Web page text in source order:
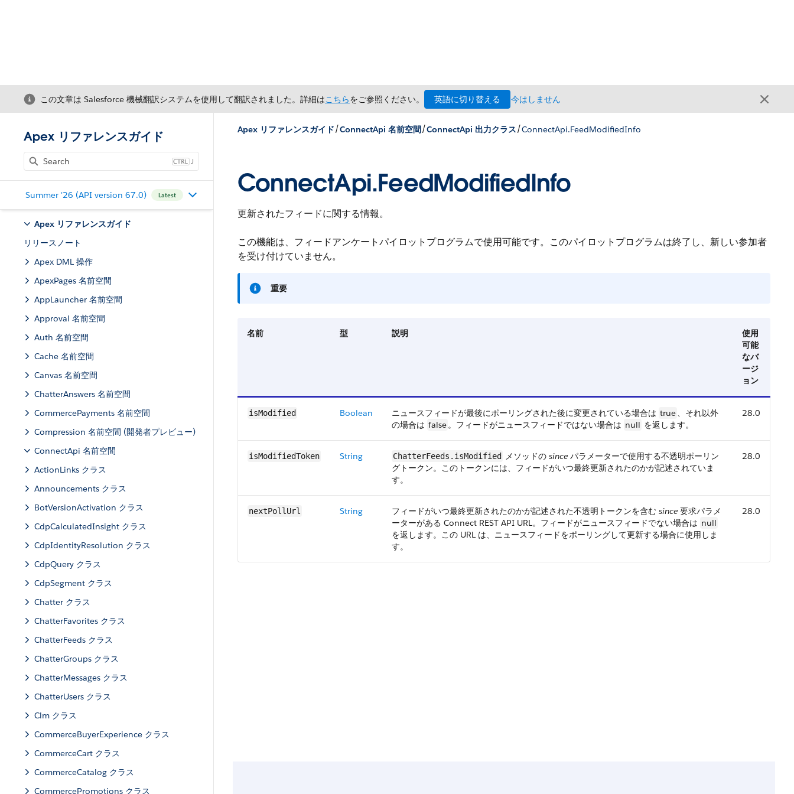
この文章は Salesforce 機械翻訳システムを使用して翻訳されました。詳細はこちらをご参照ください。 英語に切り替える 今はしません
Apex リファレンスガイド
J
Summer '26 (API version 67.0) Latest
Apex リファレンスガイド
リリースノート
Apex DML 操作
ApexPages 名前空間
AppLauncher 名前空間
Approval 名前空間
Auth 名前空間
Cache 名前空間
Canvas 名前空間
ChatterAnswers 名前空間
CommercePayments 名前空間
Compression 名前空間 (開発者プレビュー)
ConnectApi 名前空間
ActionLinks クラス
Announcements クラス
BotVersionActivation クラス
CdpCalculatedInsight クラス
CdpIdentityResolution クラス
CdpQuery クラス
CdpSegment クラス
Chatter クラス
ChatterFavorites クラス
ChatterFeeds クラス
ChatterGroups クラス
ChatterMessages クラス
ChatterUsers クラス
Clm クラス
CommerceBuyerExperience クラス
CommerceCart クラス
CommerceCatalog クラス
CommercePromotions クラス
Apex リファレンスガイド/ConnectApi 名前空間/ConnectApi 出力クラス/ConnectApi.FeedModifiedInfo
ConnectApi.FeedModifiedInfo
更新されたフィードに関する情報。
この機能は、フィードアンケートパイロットプログラムで使用可能です。このパイロットプログラムは終了し、新しい参加者
を受け付けていません。
重要
名前 型 説明
使用
可能
なバ
ージ
ョン
isModified Boolean ニュースフィードが最後にポーリングされた後に変更されている場合は true、それ以外
の場合は false。フィードがニュースフィードではない場合は null を返します。
28.0
isModifiedToken String ChatterFeeds.isModified メソッドの since パラメーターで使用する不透明ポーリン
グトークン。このトークンには、フィードがいつ最終更新されたのかが記述されていま
す。
28.0
nextPollUrl String フィードがいつ最終更新されたのかが記述された不透明トークンを含む since 要求パラメ
ーターがある Connect REST API URL。フィードがニュースフィードでない場合は null
を返します。この URL は、ニュースフィードをポーリングして更新する場合に使用しま
す。
28.0